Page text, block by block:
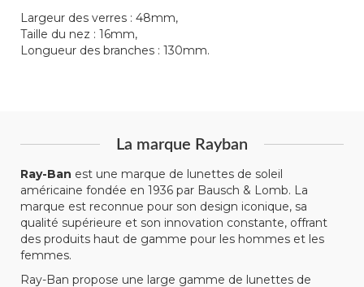
Largeur des verres : 48mm,
Taille du nez : 16mm,
Longueur des branches : 130mm.
La marque Rayban
Ray-Ban est une marque de lunettes de soleil
américaine fondée en 1936 par Bausch & Lomb. La
marque est reconnue pour son design iconique, sa
qualité supérieure et son innovation constante, offrant
des produits haut de gamme pour les hommes et les
femmes.
Ray-Ban propose une large gamme de lunettes de